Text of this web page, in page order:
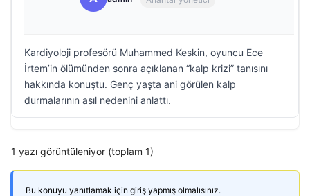
Kardiyoloji profesörü Muhammed Keskin, oyuncu Ece
İrtem’in ölümünden sonra açıklanan “kalp krizi” tanısını
hakkında konuştu. Genç yaşta ani görülen kalp
durmalarının asıl nedenini anlattı.
1 yazı görüntüleniyor (toplam 1)
Bu konuyu yanıtlamak için giriş yapmış olmalısınız.